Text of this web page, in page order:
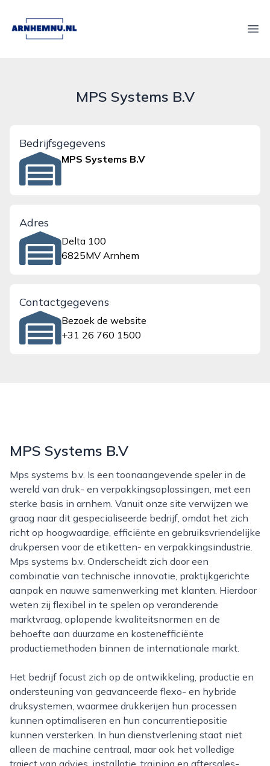
arnhemnu.nl
MPS Systems B.V
Bedrijfsgegevens
MPS Systems B.V
Adres
Delta 100
6825MV Arnhem
Contactgegevens
Bezoek de website
+31 26 760 1500
MPS Systems B.V
Mps systems b.v. Is een toonaangevende speler in de
wereld van druk- en verpakkingsoplossingen, met een
sterke basis in arnhem. Vanuit onze site verwijzen we
graag naar dit gespecialiseerde bedrijf, omdat het zich
richt op hoogwaardige, efficiënte en gebruiksvriendelijke
drukpersen voor de etiketten- en verpakkingsindustrie.
Mps systems b.v. Onderscheidt zich door een
combinatie van technische innovatie, praktijkgerichte
aanpak en nauwe samenwerking met klanten. Hierdoor
weten zij flexibel in te spelen op veranderende
marktvraag, oplopende kwaliteitsnormen en de
behoefte aan duurzame en kostenefficiënte
productiemethoden binnen de internationale markt.
Het bedrijf focust zich op de ontwikkeling, productie en
ondersteuning van geavanceerde flexo- en hybride
druksystemen, waarmee drukkerijen hun processen
kunnen optimaliseren en hun concurrentiepositie
kunnen versterken. In hun dienstverlening staat niet
alleen de machine centraal, maar ook het volledige
traject van advies, installatie, training en aftersales-